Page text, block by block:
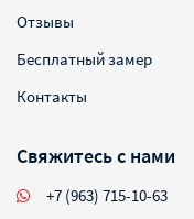
Отзывы
Бесплатный замер
Контакты
Свяжитесь с нами
+7 (963) 715-10-63